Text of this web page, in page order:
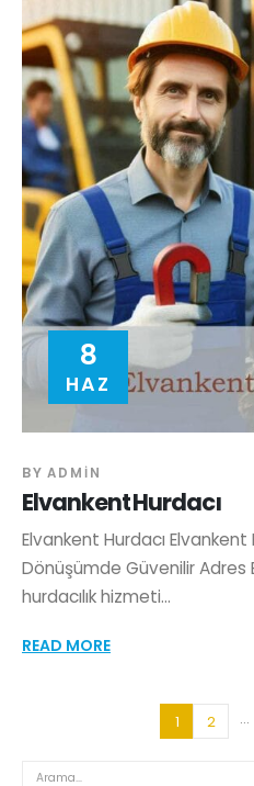
8
HAZ
BY ADMIN
Elvankent Hurdacı
Elvankent Hurdacı Elvankent
Dönüşümde Güvenilir
hurdacılık hizmeti...
READ MORE
1 2 …